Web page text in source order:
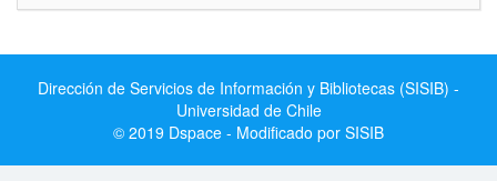
Dirección de Servicios de Información y Bibliotecas (SISIB) -
Universidad de Chile
© 2019 Dspace - Modificado por SISIB